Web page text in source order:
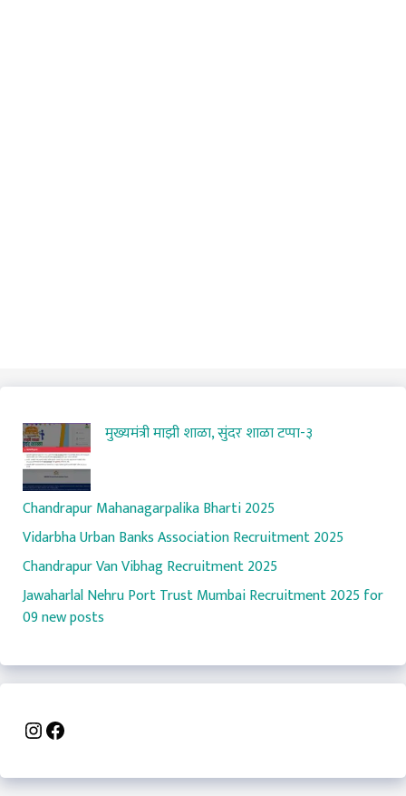
मुख्यमंत्री माझी शाळा, सुंदर शाळा टप्पा-३
Chandrapur Mahanagarpalika Bharti 2025
Vidarbha Urban Banks Association Recruitment 2025
Chandrapur Van Vibhag Recruitment 2025
Jawaharlal Nehru Port Trust Mumbai Recruitment 2025 for
09 new posts
Instagram
Facebook